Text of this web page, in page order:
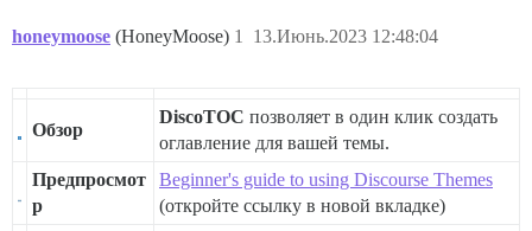
honeymoose (HoneyMoose) 13.Июнь.2023 12:48:04
1
Обзор
DiscoTOC позволяет в один клик создать
оглавление для вашей темы.
Предпросмот
р
Beginner's guide to using Discourse Themes
(откройте ссылку в новой вкладке)